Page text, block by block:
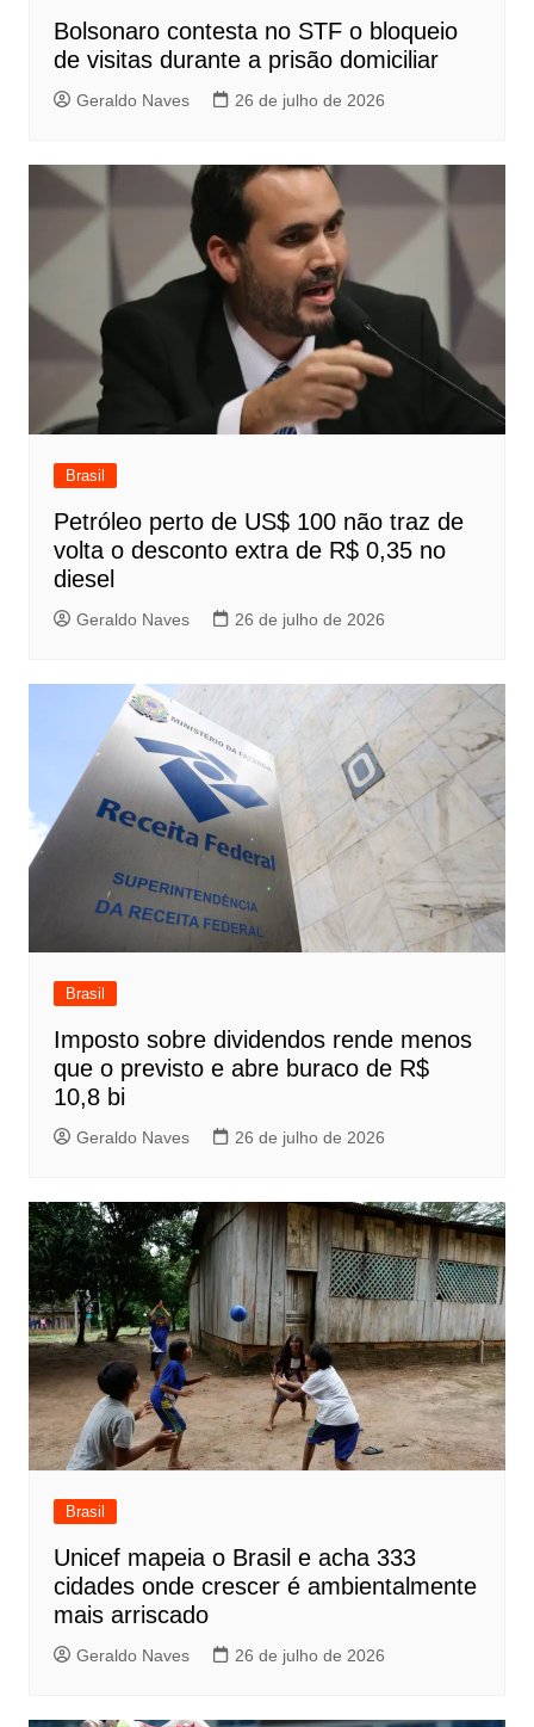
Bolsonaro contesta no STF o bloqueio
de visitas durante a prisão domiciliar
Geraldo Naves 26 de julho de 2026
Brasil
Petróleo perto de US$ 100 não traz de
volta o desconto extra de R$ 0,35 no
diesel
Geraldo Naves 26 de julho de 2026
Brasil
Imposto sobre dividendos rende menos
que o previsto e abre buraco de R$
10,8 bi
Geraldo Naves 26 de julho de 2026
Brasil
Unicef mapeia o Brasil e acha 333
cidades onde crescer é ambientalmente
mais arriscado
Geraldo Naves 26 de julho de 2026